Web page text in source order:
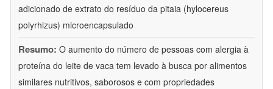
adicionado de extrato do resíduo da pitaia (hylocereus
polyrhizus) microencapsulado
Resumo: O aumento do número de pessoas com alergia à
proteína do leite de vaca tem levado à busca por alimentos
similares nutritivos, saborosos e com propriedades